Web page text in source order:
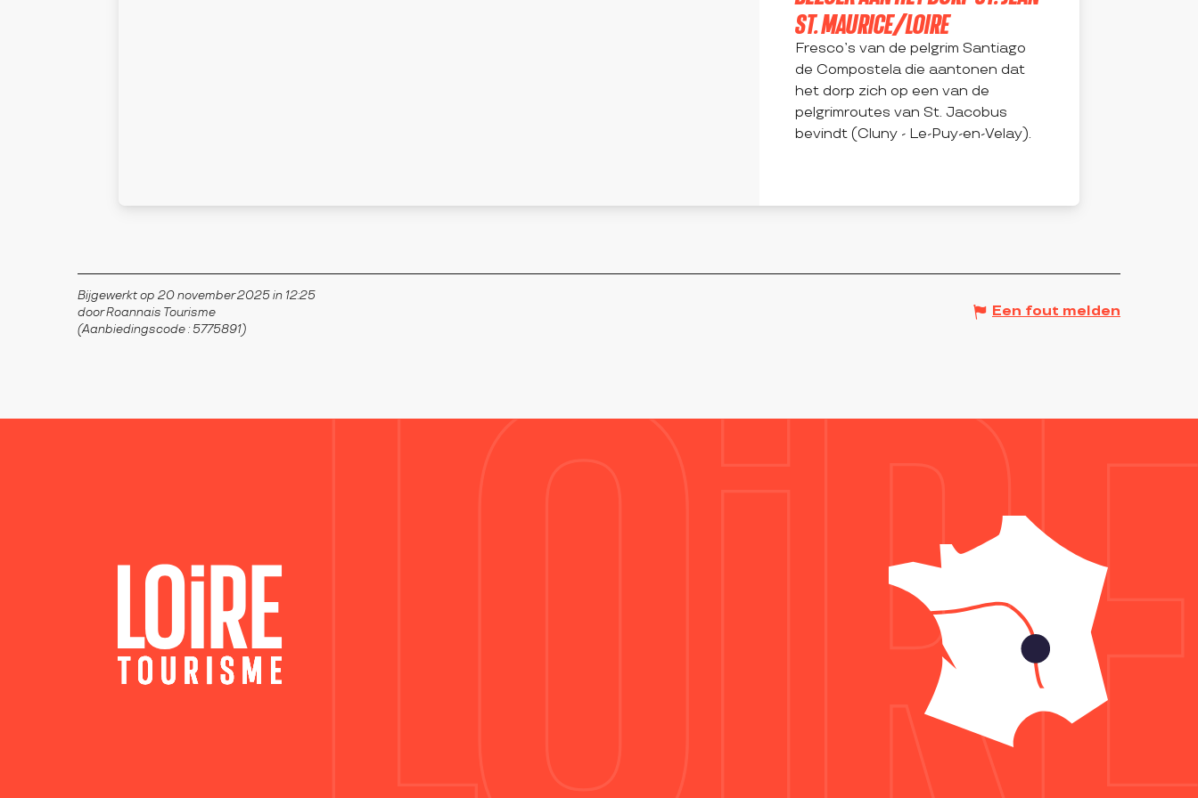
ST. MAURICE/LOIRE
Fresco’s van de pelgrim Santiago
de Compostela die aantonen dat
het dorp zich op een van de
pelgrimroutes van St. Jacobus
bevindt (Cluny - Le-Puy-en-Velay).
Bijgewerkt op 20 november 2025 in 12:25
door Roannais Tourisme
(Aanbiedingscode : 5775891)
Een fout melden